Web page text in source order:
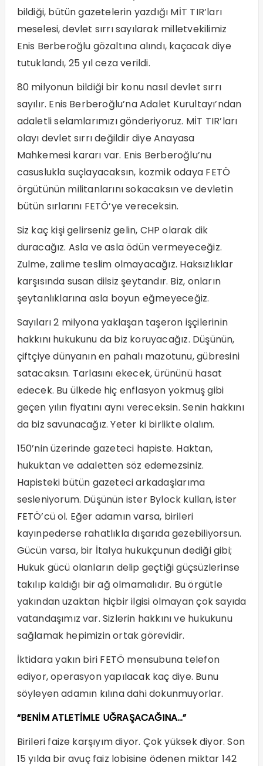
bildiği, bütün gazetelerin yazdığı MİT TIR’ları
meselesi, devlet sırrı sayılarak milletvekilimiz
Enis Berberoğlu gözaltına alındı, kaçacak diye
tutuklandı, 25 yıl ceza verildi.
80 milyonun bildiği bir konu nasıl devlet sırrı
sayılır. Enis Berberoğlu’na Adalet Kurultayı’ndan
adaletli selamlarımızı gönderiyoruz. MİT TIR’ları
olayı devlet sırrı değildir diye Anayasa
Mahkemesi kararı var. Enis Berberoğlu’nu
casuslukla suçlayacaksın, kozmik odaya FETÖ
örgütünün militanlarını sokacaksın ve devletin
bütün sırlarını FETÖ’ye vereceksin.
Siz kaç kişi gelirseniz gelin, CHP olarak dik
duracağız. Asla ve asla ödün vermeyeceğiz.
Zulme, zalime teslim olmayacağız. Haksızlıklar
karşısında susan dilsiz şeytandır. Biz, onların
şeytanlıklarına asla boyun eğmeyeceğiz.
Sayıları 2 milyona yaklaşan taşeron işçilerinin
hakkını hukukunu da biz koruyacağız. Düşünün,
çiftçiye dünyanın en pahalı mazotunu, gübresini
satacaksın. Tarlasını ekecek, ürününü hasat
edecek. Bu ülkede hiç enflasyon yokmuş gibi
geçen yılın fiyatını aynı vereceksin. Senin hakkını
da biz savunacağız. Yeter ki birlikte olalım.
150’nin üzerinde gazeteci hapiste. Haktan,
hukuktan ve adaletten söz edemezsiniz.
Hapisteki bütün gazeteci arkadaşlarıma
sesleniyorum. Düşünün ister Bylock kullan, ister
FETÖ’cü ol. Eğer adamın varsa, birileri
kayınpederse rahatlıkla dışarıda gezebiliyorsun.
Gücün varsa, bir İtalya hukukçunun dediği gibi;
Hukuk gücü olanların delip geçtiği güçsüzlerinse
takılıp kaldığı bir ağ olmamalıdır. Bu örgütle
yakından uzaktan hiçbir ilgisi olmayan çok sayıda
vatandaşımız var. Sizlerin hakkını ve hukukunu
sağlamak hepimizin ortak görevidir.
İktidara yakın biri FETÖ mensubuna telefon
ediyor, operasyon yapılacak kaç diye. Bunu
söyleyen adamın kılına dahi dokunmuyorlar.
“BENİM ATLETİMLE UĞRAŞACAĞINA…”
Birileri faize karşıyım diyor. Çok yüksek diyor. Son
15 yılda bir avuç faiz lobisine ödenen miktar 142